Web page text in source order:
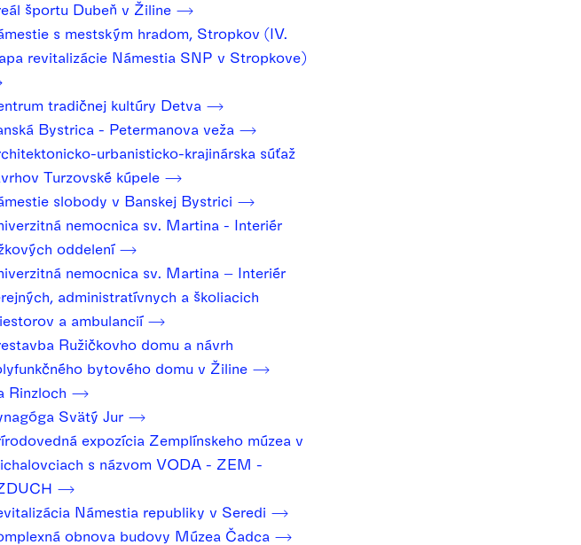
športu Dubeň v Žiline
s mestským hradom, Stropkov (IV.
revitalizácie Námestia SNP v Stropkove)
tradičnej kultúry Detva
Bystrica - Petermanova veža
urbanisticko-krajinárska súťaž
Turzovské kúpele
slobody v Banskej Bystrici
nemocnica sv. Martina - Interiér
oddelení
nemocnica sv. Martina – Interiér
administratívnych a školiacich
a ambulancií
Ružičkovho domu a návrh
bytového domu v Žiline
Rinzloch
Svätý Jur
expozícia Zemplínskeho múzea v
s názvom VODA - ZEM -
Námestia republiky v Seredi
obnova budovy Múzea Čadca